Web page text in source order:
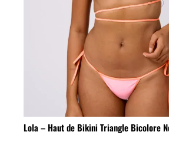
Lola – Haut de Bikini Triangle Bicolore